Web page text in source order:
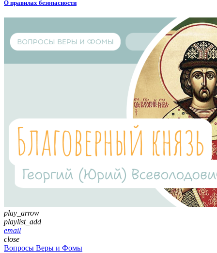
О правилах безопасности
play_arrow
playlist_add
email
close
Вопросы Веры и Фомы